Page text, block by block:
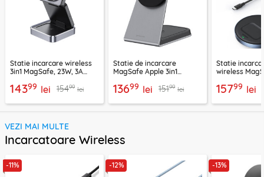
Statie incarcare wireless
3in1 MagSafe, 23W, 3A
14399 lei 15499 lei
Statie de incarcare
MagSafe Apple 3in1
WSOP15020003
13699 lei 15199 lei
Statie
wireless
15799 lei
VEZI MAI MULTE
Incarcatoare Wireless
-11% -12% -13%